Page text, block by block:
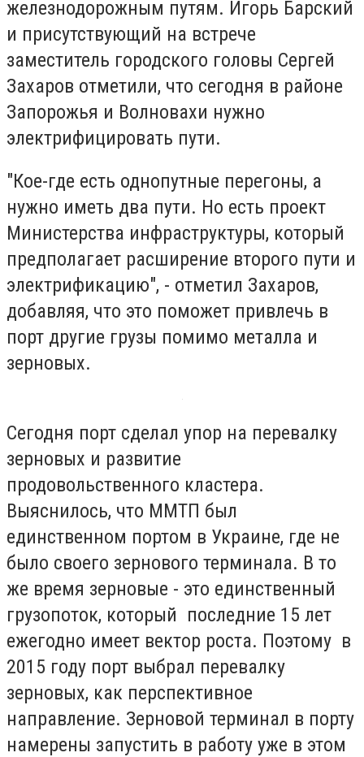
железнодорожным путям. Игорь Барский
и присутствующий на встрече
заместитель городского головы Сергей
Захаров отметили, что сегодня в районе
Запорожья и Волновахи нужно
электрифицировать пути.
"Кое-где есть однопутные перегоны, а
нужно иметь два пути. Но есть проект
Министерства инфраструктуры, который
предполагает расширение второго пути и
электрификацию", - отметил Захаров,
добавляя, что это поможет привлечь в
порт другие грузы помимо металла и
зерновых.
Сегодня порт сделал упор на перевалку
зерновых и развитие
продовольственного кластера.
Выяснилось, что ММТП был
единственном портом в Украине, где не
было своего зернового терминала. В то
же время зерновые - это единственный
грузопоток, который последние 15 лет
ежегодно имеет вектор роста. Поэтому в
2015 году порт выбрал перевалку
зерновых, как перспективное
направление. Зерновой терминал в порту
намерены запустить в работу уже в этом